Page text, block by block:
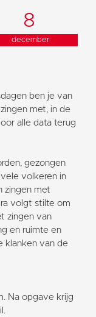
8
december
ben je van
met, in de
alle data terug
gezongen
volkeren in
zingen met
volgt stilte om
zingen van
en ruimte en
klanken van de
Na opgave krijg